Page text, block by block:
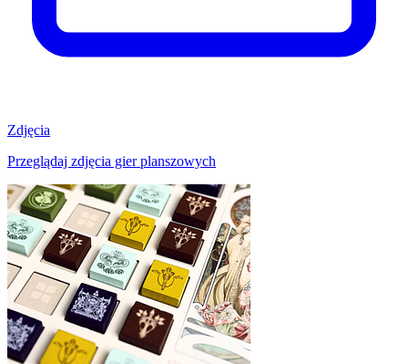
Zdjęcia
Przeglądaj zdjęcia gier planszowych